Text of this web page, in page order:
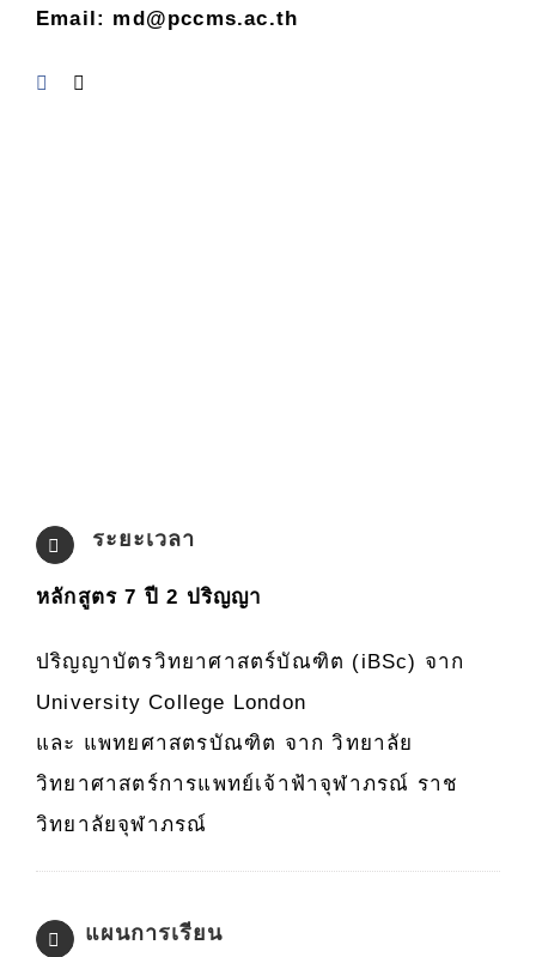
Email: md@pccms.ac.th
ระยะเวลา
หลักสูตร 7 ปี 2 ปริญญา
ปริญญาบัตรวิทยาศาสตร์บัณฑิต (iBSc) จาก
University College London
และ แพทยศาสตรบัณฑิต จาก วิทยาลัย
วิทยาศาสตร์การแพทย์เจ้าฟ้าจุฬาภรณ์ ราช
วิทยาลัยจุฬาภรณ์
แผนการเรียน